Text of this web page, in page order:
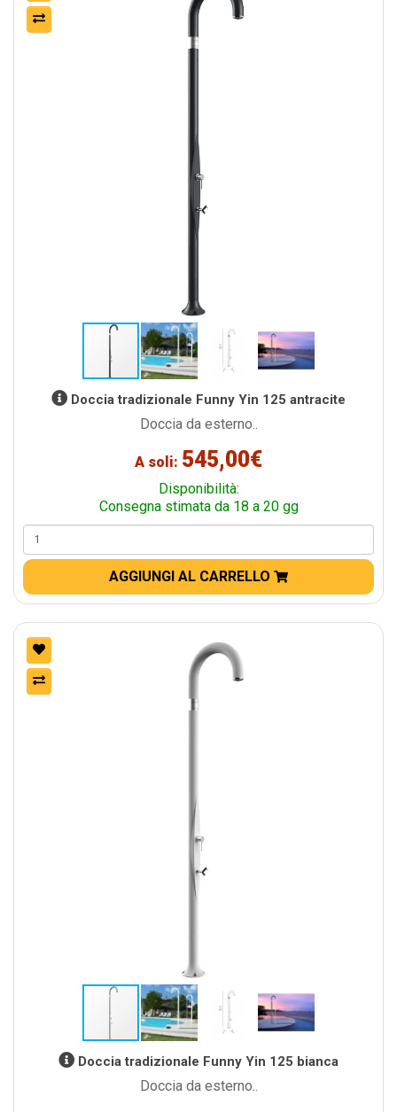
Doccia tradizionale Funny Yin 125 antracite
Doccia da esterno..
A soli: 545,00€
Disponibilità:
Consegna stimata da 18 a 20 gg
AGGIUNGI AL CARRELLO
Doccia tradizionale Funny Yin 125 bianca
Doccia da esterno..